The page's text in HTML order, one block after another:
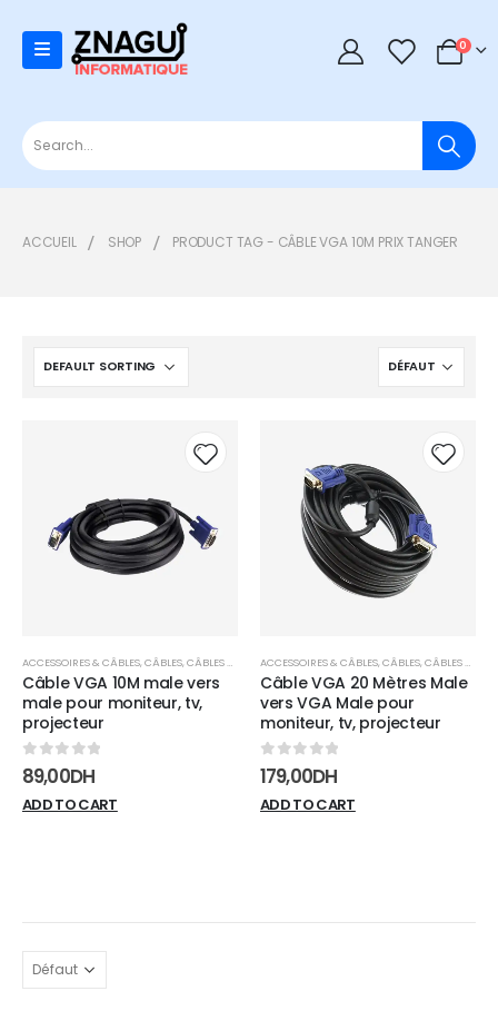
0 0
ACCUEIL SHOP PRODUCT TAG - CÂBLE VGA 10M PRIX TANGER
wishlist
ACCESSOIRES & CÂBLES,CÂBLES,CÂBLES VGA
Câble VGA 10M male vers
male pour moniteur, tv,
projecteur
0sur 5
89,00DH
ADD TO CART
ACCESSOIRES & CÂBLES,CÂBLES,CÂBLES VGA
Câble VGA 20 Mètres Male
vers VGA Male pour
moniteur, tv, projecteur
0sur 5
179,00DH
ADD TO CART